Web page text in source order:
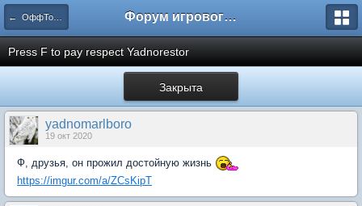
← ОффТопик Форум игрового проекта Riverrise
Press F to pay respect Yadnorestor
Закрыта
yadnomarlboro
19 окт 2020
Ф, друзья, он прожил достойную жизнь
https://imgur.com/a/ZCsKipT